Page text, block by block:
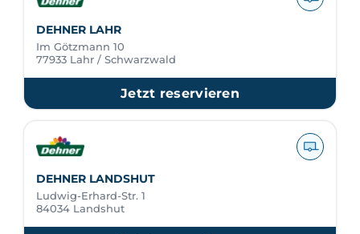
DEHNER LAHR
Im Götzmann 10
77933 Lahr / Schwarzwald
Jetzt reservieren
DEHNER LANDSHUT
Ludwig-Erhard-Str. 1
84034 Landshut